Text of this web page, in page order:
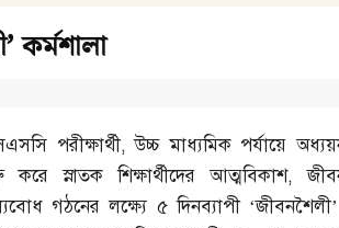
কর্মশালা
পরীক্ষার্থী,উচ্চ মাধ্যমিক পর্যায়ে
করে স্নাতক শিক্ষার্থীদের আত্মবিকাশ,
গঠনের লক্ষ্যে ৫ দিনব্যাপী